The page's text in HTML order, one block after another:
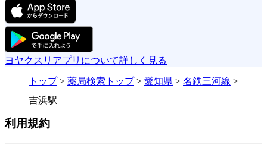
ヨヤクスリアプリについて詳しく見る
トップ> 薬局検索トップ> 愛知県 > 名鉄三河線 >
吉浜駅
利用規約